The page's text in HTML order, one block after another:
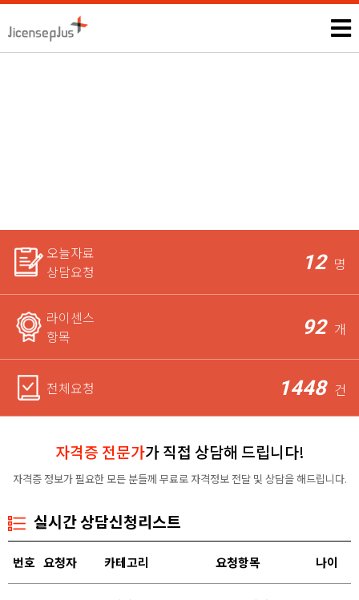
오늘자료
상담요청
12 명
라이센스
항목
92 개
전체요청 1448 건
자격증 전문가가 직접 상담해 드립니다!
자격증 정보가 필요한 모든 분들께 무료로 자격정보 전달 및 상담을 해드립니다.